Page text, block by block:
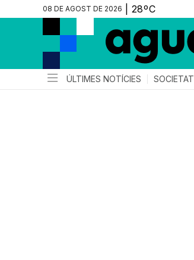
08 DE AGOST DE 2026
ÚLTIMES NOTÍCIES SOCIETAT